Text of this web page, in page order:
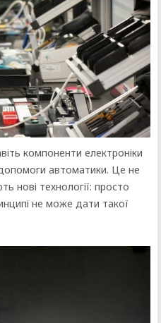
компоненти електроніки
автоматики. Це не
нові технології: просто
не може дати такої